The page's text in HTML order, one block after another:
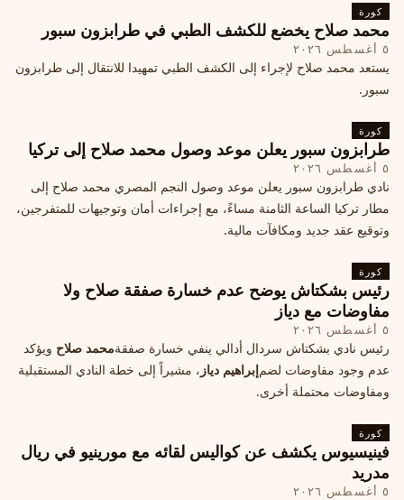
كورة
محمد صلاح يخضع للكشف الطبي في طرابزون سبور
٥ أغسطس ٢٠٢٦
يستعد محمد صلاح لإجراء إلى الكشف الطبي تمهيدا للانتقال إلى طرابزون
سبور.
كورة
طرابزون سبور يعلن موعد وصول محمد صلاح إلى تركيا
٥ أغسطس ٢٠٢٦
نادي طرابزون سبور يعلن موعد وصول النجم المصري محمد صلاح إلى
مطار تركيا الساعة الثامنة مساءً، مع إجراءات أمان وتوجيهات للمتفرجين،
وتوقيع عقد جديد ومكافآت مالية.
كورة
رئيس بشكتاش يوضح عدم خسارة صفقة صلاح ولا
مفاوضات مع دياز
٥ أغسطس ٢٠٢٦
رئيس نادي بشكتاش سردال أدالي ينفي خسارة صفقةمحمد صلاح ويؤكد
عدم وجود مفاوضات لضمإبراهيم دياز ، مشيراً إلى خطة النادي المستقبلية
ومفاوضات محتملة أخرى.
كورة
فينيسيوس يكشف عن كواليس لقائه مع مورينيو في ريال
مدريد
٥ أغسطس ٢٠٢٦